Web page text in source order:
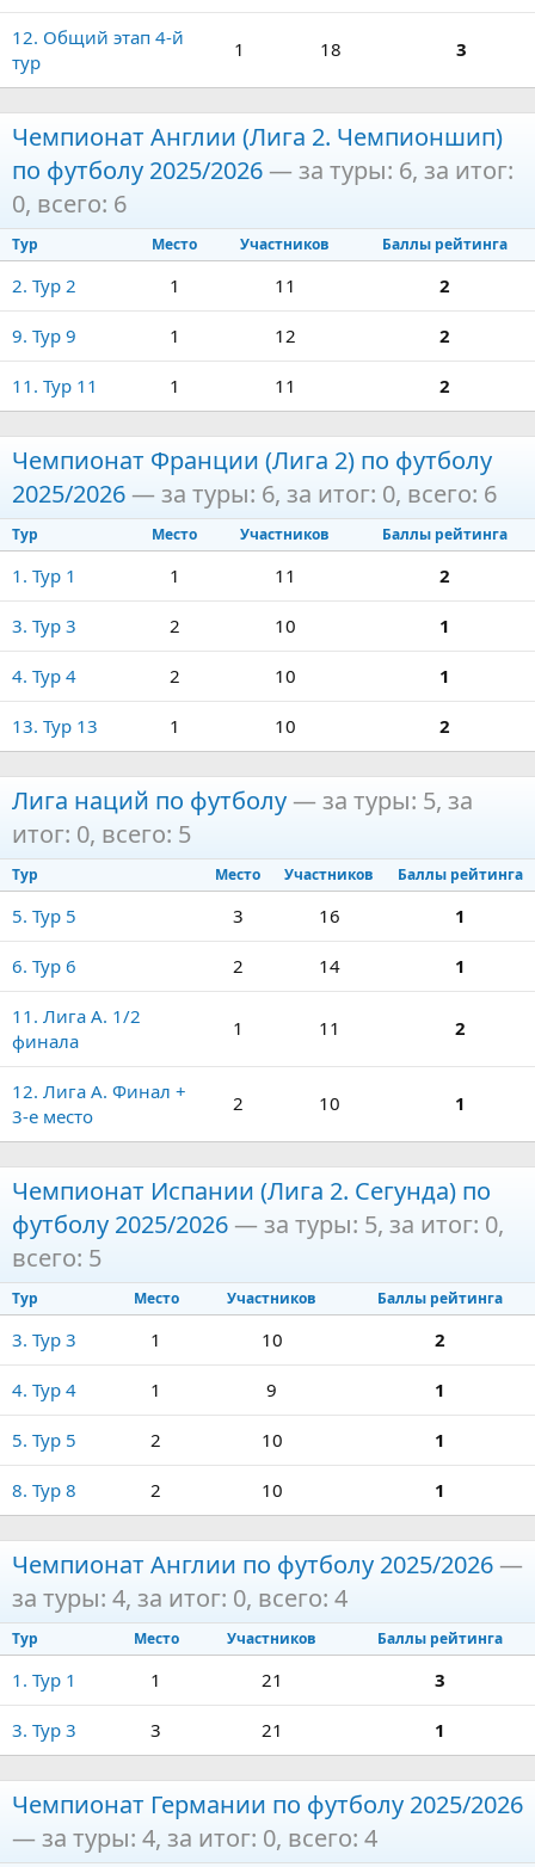
12. Общий этап 4-й
тур
1 18 3
Чемпионат Англии (Лига 2. Чемпионшип)
по футболу 2025/2026— за туры: 6, за итог:
0, всего: 6
Тур Место Участников Баллы рейтинга
2. Тур 2 1 11 2
9. Тур 9 1 12 2
11. Тур 11 1 11 2
Чемпионат Франции (Лига 2) по футболу
2025/2026— за туры: 6, за итог: 0, всего: 6
Тур Место Участников Баллы рейтинга
1. Тур 1 1 11 2
3. Тур 3 2 10 1
4. Тур 4 2 10 1
13. Тур 13 1 10 2
Лига наций по футболу— за туры: 5, за
итог: 0, всего: 5
Тур Место Участников Баллы рейтинга
5. Тур 5 3 16 1
6. Тур 6 2 14 1
11. Лига А. 1/2
финала
1 11 2
12. Лига А. Финал +
3-е место
2 10 1
Чемпионат Испании (Лига 2. Сегунда) по
футболу 2025/2026— за туры: 5, за итог: 0,
всего: 5
Тур Место Участников Баллы рейтинга
3. Тур 3 1 10 2
4. Тур 4 1 9 1
5. Тур 5 2 10 1
8. Тур 8 2 10 1
Чемпионат Англии по футболу 2025/2026—
за туры: 4, за итог: 0, всего: 4
Тур Место Участников Баллы рейтинга
1. Тур 1 1 21 3
3. Тур 3 3 21 1
Чемпионат Германии по футболу 2025/2026
— за туры: 4, за итог: 0, всего: 4